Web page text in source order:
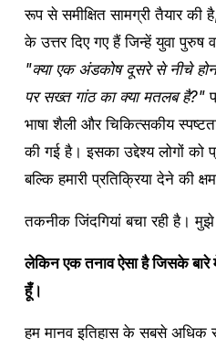
रूप से समीक्षित सामग्री तैयार की
के उत्तर दिए गए हैं जिन्हें युवा
"क्या एक अंडकोष दूसरे से नीचे
पर सख्त गांठ का क्या मतलब है?"
भाषा शैली और चिकित्सकीय स्पष्टता
की गई है। इसका उद्देश्य लोगों को
बल्कि हमारी प्रतिक्रिया देने की
तकनीक जिंदगियां बचा रही है। मुझे
लेकिन एक तनाव ऐसा है जिसके बारे
हूँ।
हम मानव इतिहास के सबसे